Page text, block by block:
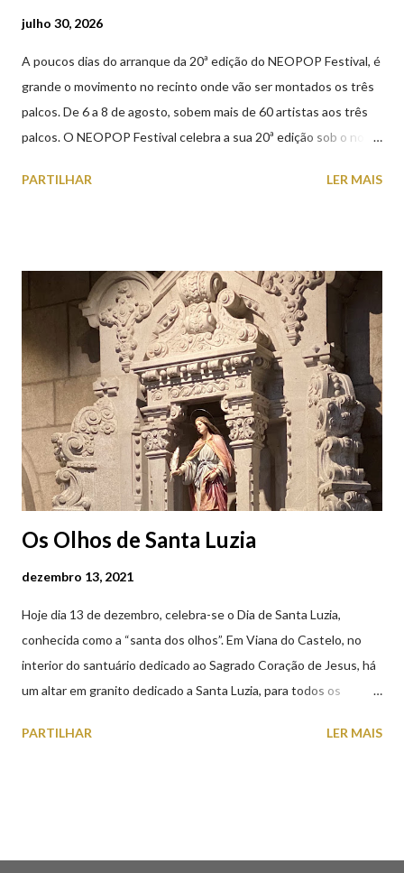
julho 30, 2026
A poucos dias do arranque da 20ª edição do NEOPOP Festival, é
grande o movimento no recinto onde vão ser montados os três
palcos. De 6 a 8 de agosto, sobem mais de 60 artistas aos três
palcos. O NEOPOP Festival celebra a sua 20ª edição sob o nome
Portugal e um dos mais prestigiados da Europa, atrai milhares de
PARTILHAR LER MAIS
Os Olhos de Santa Luzia
dezembro 13, 2021
Hoje dia 13 de dezembro, celebra-se o Dia de Santa Luzia,
conhecida como a “santa dos olhos”. Em Viana do Castelo, no
interior do santuário dedicado ao Sagrado Coração de Jesus, há
um altar em granito dedicado a Santa Luzia, para todos os
uma capela dedicada a Santa Luzia construída no cimo do monte
PARTILHAR LER MAIS